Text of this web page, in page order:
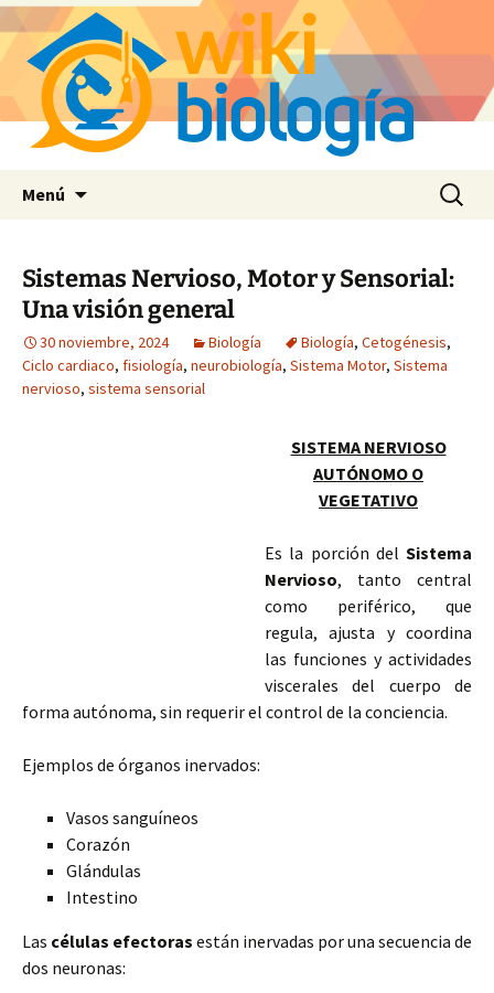
Menú Buscar:
Sistemas Nervioso, Motor y Sensorial:
Una visión general
30 noviembre, 2024 Biología Biología, Cetogénesis,
Ciclo cardiaco, fisiología, neurobiología, Sistema Motor, Sistema
nervioso, sistema sensorial
SISTEMA NERVIOSO
AUTÓNOMO O
VEGETATIVO
Es la porción del Sistema
Nervioso, tanto central
como periférico, que
regula, ajusta y coordina
las funciones y actividades
viscerales del cuerpo de
forma autónoma, sin requerir el control de la conciencia.
Ejemplos de órganos inervados:
Vasos sanguíneos
Corazón
Glándulas
Intestino
Las células efectoras están inervadas por una secuencia de
dos neuronas: